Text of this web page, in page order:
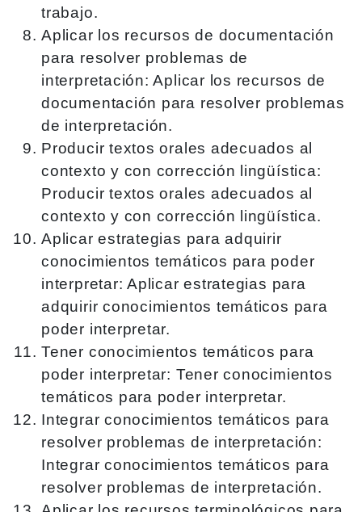
trabajo.
Aplicar los recursos de documentación
para resolver problemas de
interpretación: Aplicar los recursos de
documentación para resolver problemas
de interpretación.
Producir textos orales adecuados al
contexto y con corrección lingüística:
Producir textos orales adecuados al
contexto y con corrección lingüística.
Aplicar estrategias para adquirir
conocimientos temáticos para poder
interpretar: Aplicar estrategias para
adquirir conocimientos temáticos para
poder interpretar.
Tener conocimientos temáticos para
poder interpretar: Tener conocimientos
temáticos para poder interpretar.
Integrar conocimientos temáticos para
resolver problemas de interpretación:
Integrar conocimientos temáticos para
resolver problemas de interpretación.